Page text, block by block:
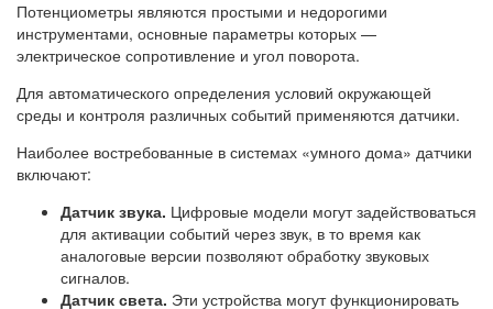
Потенциометры являются простыми и недорогими
инструментами, основные параметры которых —
электрическое сопротивление и угол поворота.
Для автоматического определения условий окружающей
среды и контроля различных событий применяются датчики.
Наиболее востребованные в системах «умного дома» датчики
включают:
Датчик звука. Цифровые модели могут задействоваться
для активации событий через звук, в то время как
аналоговые версии позволяют обработку звуковых
сигналов.
Датчик света. Эти устройства могут функционировать